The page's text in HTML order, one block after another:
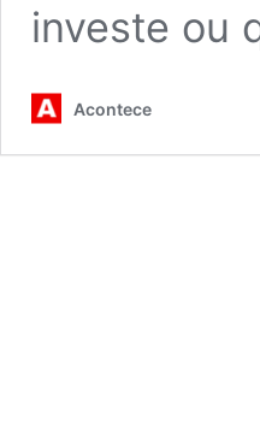
investe ou
Acontece